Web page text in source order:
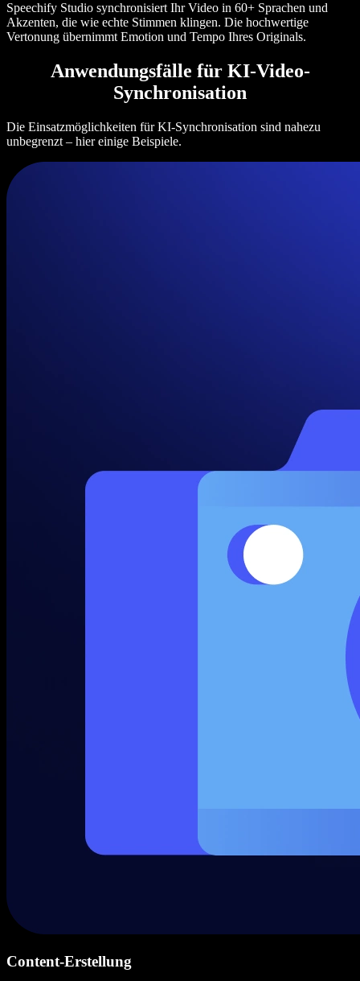
Speechify Studio synchronisiert Ihr Video in 60+ Sprachen und
Akzenten, die wie echte Stimmen klingen. Die hochwertige
Vertonung übernimmt Emotion und Tempo Ihres Originals.
Anwendungsfälle für KI-Video-
Synchronisation
Die Einsatzmöglichkeiten für KI-Synchronisation sind nahezu
unbegrenzt – hier einige Beispiele.
Content-Erstellung